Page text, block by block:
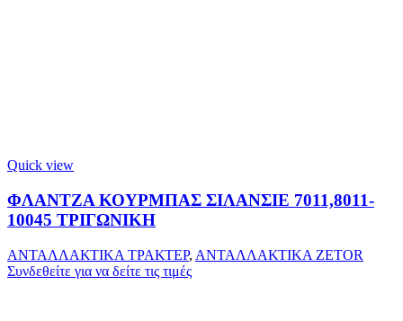
Quick view
ΦΛΑΝΤΖΑ ΚΟΥΡΜΠΑΣ ΣΙΛΑΝΣΙΕ 7011,8011-
10045 ΤΡΙΓΩΝΙΚΗ
ΑΝΤΑΛΛΑΚΤΙΚΑ ΤΡΑΚΤΕΡ, ΑΝΤΑΛΛΑΚΤΙΚΑ ZETOR
Συνδεθείτε για να δείτε τις τιμές